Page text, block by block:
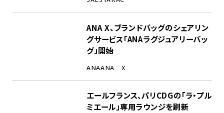
ANA X、ブランドバッグのシェアリン
グサービス「ANAラグジュアリーバッ
グ」開始
ANAANA X
エールフランス、パリCDGの「ラ・プル
ミエール」専用ラウンジを刷新